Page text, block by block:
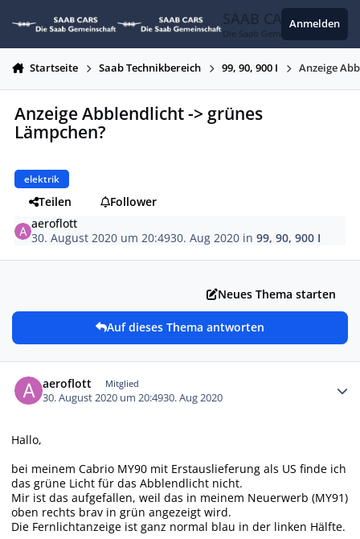
SAAB CARS
Die Saab Gemeinschaft
Anmelden
Startseite Saab Technikbereich 99, 90, 900 I Anzeige
Anzeige Abblendlicht -> grünes
Lämpchen?
elektrik
Teilen
Follower
aeroflott
30. August 2020 um 20:4930. Aug 2020 in99, 90, 900 I
Neues Thema starten
Auf dieses Thema antworten
aeroflott Mitglied
30. August 2020 um 20:4930. Aug 2020
Hallo,
bei meinem Cabrio MY90 mit Erstauslieferung als US finde ich
das grüne Licht für das Abblendlicht nicht.
Mir ist das aufgefallen, weil das in meinem Neuerwerb (MY91)
oben rechts brav in grün angezeigt wird.
Die Fernlichtanzeige ist ganz normal blau in der linken Hälfte.